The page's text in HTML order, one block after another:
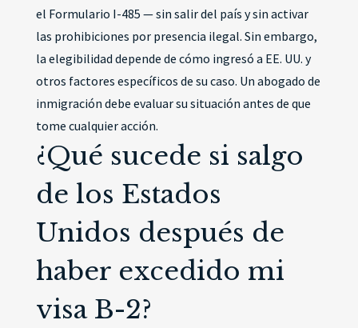
el Formulario I-485 — sin salir del país y sin activar
las prohibiciones por presencia ilegal. Sin embargo,
la elegibilidad depende de cómo ingresó a EE. UU. y
otros factores específicos de su caso. Un abogado de
inmigración debe evaluar su situación antes de que
tome cualquier acción.
¿Qué sucede si salgo
de los Estados
Unidos después de
haber excedido mi
visa B-2?